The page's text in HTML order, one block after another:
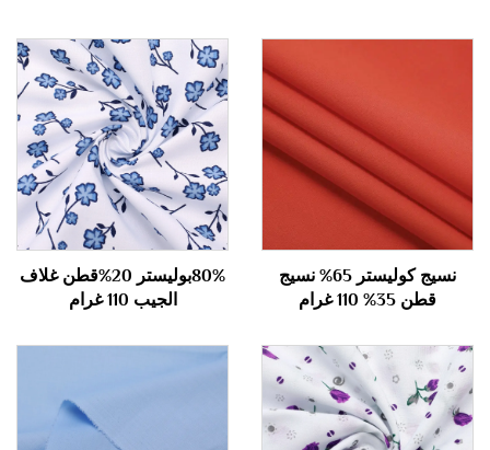
نسيج كوليستر 65% نسيج
قطن 35% 110 غرام
80%بوليستر 20%قطن غلاف
الجيب 110 غرام